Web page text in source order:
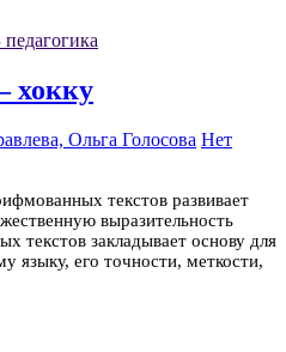
хокку
Ольга Голосова Нет
текстов развивает
выразительность
текстов закладывает основу для
языку, его точности, меткости,